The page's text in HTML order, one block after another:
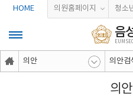
본문바로가기
음
HOME 의원홈페이지 청소
의안 의안검
의